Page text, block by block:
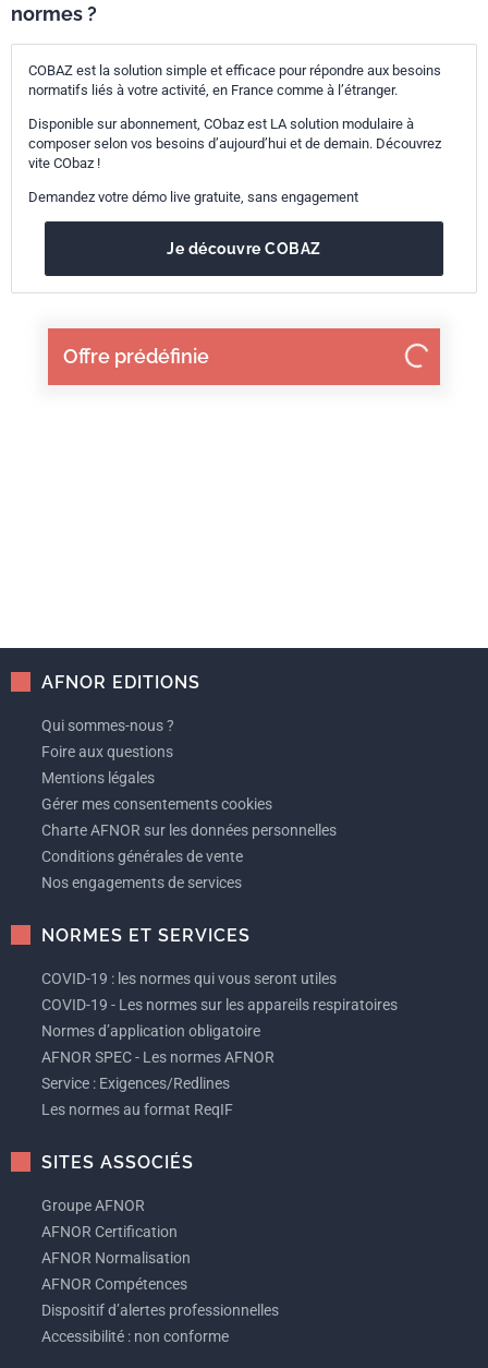
Offre prédéfinie
normes ?
COBAZ est la solution simple et efficace pour répondre aux besoins
normatifs liés à votre activité, en France comme à l’étranger.
Disponible sur abonnement, CObaz est LA solution modulaire à
composer selon vos besoins d’aujourd’hui et de demain. Découvrez
vite CObaz !
Demandez votre démo live gratuite, sans engagement
Je découvre COBAZ
AFNOR EDITIONS
Qui sommes-nous ?
Foire aux questions
Mentions légales
Gérer mes consentements cookies
Charte AFNOR sur les données personnelles
Conditions générales de vente
Nos engagements de services
NORMES ET SERVICES
COVID-19 : les normes qui vous seront utiles
COVID-19 - Les normes sur les appareils respiratoires
Normes d’application obligatoire
AFNOR SPEC - Les normes AFNOR
Service : Exigences/Redlines
Les normes au format ReqIF
SITES ASSOCIÉS
Groupe AFNOR
AFNOR Certification
AFNOR Normalisation
AFNOR Compétences
Dispositif d’alertes professionnelles
Accessibilité : non conforme